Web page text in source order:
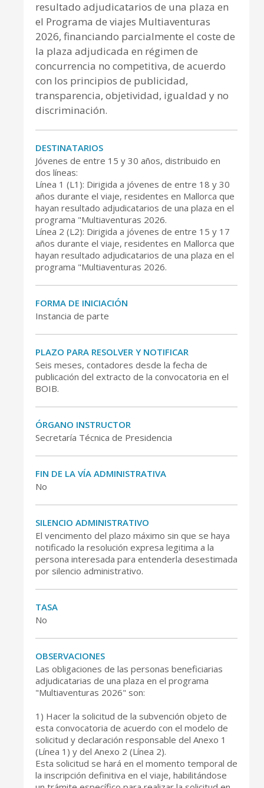
SEDE ELECTRÓNICA
MALLORCA.ES
TRANSPARENCIA
resultado adjudicatarios de una plaza en
el Programa de viajes Multiaventuras
2026, financiando parcialmente el coste de
la plaza adjudicada en régimen de
concurrencia no competitiva, de acuerdo
con los principios de publicidad,
transparencia, objetividad, igualdad y no
discriminación.
DESTINATARIOS
Jóvenes de entre 15 y 30 años, distribuido en
dos líneas:
Línea 1 (L1): Dirigida a jóvenes de entre 18 y 30
años durante el viaje, residentes en Mallorca que
hayan resultado adjudicatarios de una plaza en el
programa "Multiaventuras 2026.
Línea 2 (L2): Dirigida a jóvenes de entre 15 y 17
años durante el viaje, residentes en Mallorca que
hayan resultado adjudicatarios de una plaza en el
programa "Multiaventuras 2026.
FORMA DE INICIACIÓN
Instancia de parte
PLAZO PARA RESOLVER Y NOTIFICAR
Seis meses, contadores desde la fecha de
publicación del extracto de la convocatoria en el
BOIB.
ÓRGANO INSTRUCTOR
Secretaría Técnica de Presidencia
FIN DE LA VÍA ADMINISTRATIVA
No
SILENCIO ADMINISTRATIVO
El vencimento del plazo máximo sin que se haya
notificado la resolución expresa legitima a la
persona interesada para entenderla desestimada
por silencio administrativo.
TASA
No
OBSERVACIONES
Las obligaciones de las personas beneficiarias
adjudicatarias de una plaza en el programa
"Multiaventuras 2026" son:
1) Hacer la solicitud de la subvención objeto de
esta convocatoria de acuerdo con el modelo de
solicitud y declaración responsable del Anexo 1
(Línea 1) y del Anexo 2 (Línea 2).
Esta solicitud se hará en el momento temporal de
la inscripción definitiva en el viaje, habilitándose